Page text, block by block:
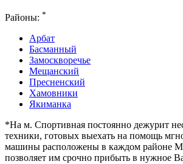
Районы: *
Арбат
Басманный
Замоскворечье
Мещанский
Пресненский
Хамовники
Якиманка
*На м. Спортивная постоянно дежурит
техники, готовых выехать на помощь
машины расположены в каждом районе
позволяет им срочно прибыть в нужное